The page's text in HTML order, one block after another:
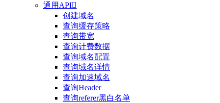
通用API
创建域名
查询缓存策略
查询带宽
查询计费数据
查询域名配置
查询域名详情
查询加速域名
查询Header
查询referer黑白名单